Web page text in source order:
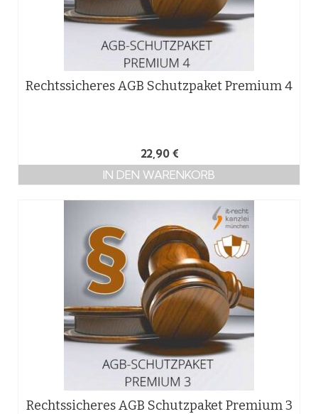
Rechtssicheres AGB Schutzpaket Premium 4
22,90 €
IN DEN WARENKORB
Rechtssicheres AGB Schutzpaket Premium 3